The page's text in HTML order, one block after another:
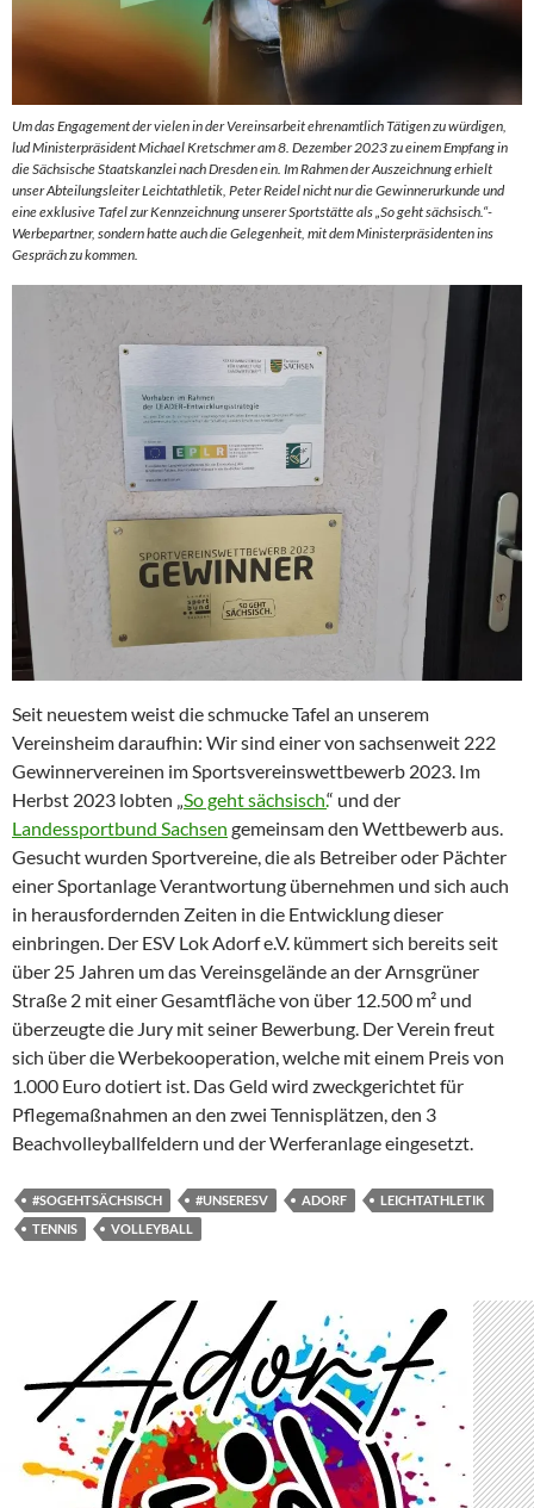
Um das Engagement der vielen in der Vereinsarbeit ehrenamtlich Tätigen zu würdigen,
lud Ministerpräsident Michael Kretschmer am 8. Dezember 2023 zu einem Empfang in
die Sächsische Staatskanzlei nach Dresden ein. Im Rahmen der Auszeichnung erhielt
unser Abteilungsleiter Leichtathletik, Peter Reidel nicht nur die Gewinnerurkunde und
eine exklusive Tafel zur Kennzeichnung unserer Sportstätte als „So geht sächsisch.“-
Werbepartner, sondern hatte auch die Gelegenheit, mit dem Ministerpräsidenten ins
Gespräch zu kommen.
Seit neuestem weist die schmucke Tafel an unserem
Vereinsheim daraufhin: Wir sind einer von sachsenweit 222
Gewinnervereinen im Sportsvereinswettbewerb 2023. Im
Herbst 2023 lobten „So geht sächsisch.“ und der
Landessportbund Sachsen gemeinsam den Wettbewerb aus.
Gesucht wurden Sportvereine, die als Betreiber oder Pächter
einer Sportanlage Verantwortung übernehmen und sich auch
in herausfordernden Zeiten in die Entwicklung dieser
einbringen. Der ESV Lok Adorf e.V. kümmert sich bereits seit
über 25 Jahren um das Vereinsgelände an der Arnsgrüner
Straße 2 mit einer Gesamtfläche von über 12.500 m² und
überzeugte die Jury mit seiner Bewerbung. Der Verein freut
sich über die Werbekooperation, welche mit einem Preis von
1.000 Euro dotiert ist. Das Geld wird zweckgerichtet für
Pflegemaßnahmen an den zwei Tennisplätzen, den 3
Beachvolleyballfeldern und der Werferanlage eingesetzt.
#SOGEHTSÄCHSISCH #UNSERESV ADORF
LEICHTATHLETIK
TENNIS
VOLLEYBALL